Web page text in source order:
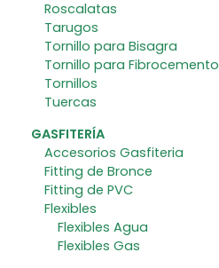
Roscalatas
Tarugos
Tornillo para Bisagra
Tornillo para Fibrocemento
Tornillos
Tuercas
GASFITERÍA
Accesorios Gasfiteria
Fitting de Bronce
Fitting de PVC
Flexibles
Flexibles Agua
Flexibles Gas